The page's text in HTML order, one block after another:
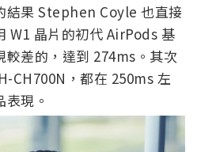
結果 Stephen Coyle 也直接
W1 晶片的初代 AirPods 基
較差的，達到 274ms。其次
CH700N，都在 250ms 左
現。